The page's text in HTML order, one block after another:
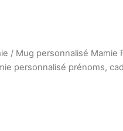
/ Mug personnalisé Mamie
personnalisé prénoms,